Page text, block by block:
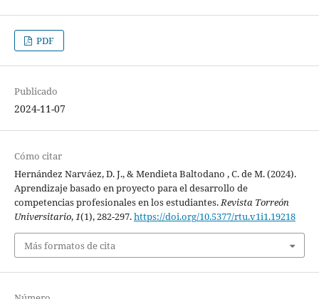
PDF
Publicado
2024-11-07
Cómo citar
Hernández Narváez, D. J., & Mendieta Baltodano , C. de M. (2024).
Aprendizaje basado en proyecto para el desarrollo de
competencias profesionales en los estudiantes.Revista Torreón
Universitario,1(1), 282-297.https://doi.org/10.5377/rtu.v1i1.19218
Más formatos de cita